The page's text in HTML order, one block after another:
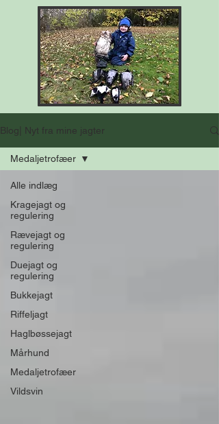
Blog| Nyt fra mine jagter
Alle indlæg
Kragejagt og
regulering
Rævejagt og
regulering
Duejagt og
regulering
Bukkejagt
Riffeljagt
Haglbøssejagt
Mårhund
Medaljetrofæer
Vildsvin
Medaljetrofæer